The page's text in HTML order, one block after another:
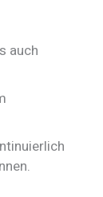
auch